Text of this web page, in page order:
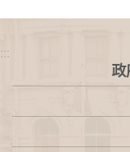
:::
政